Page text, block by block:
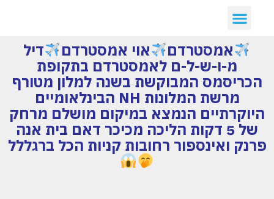
אמסטרדם אוי אמסטרדם
דיל
מ-ו-ש-ל-ם לאמסטרדם בתקופת
הכריסמס המבוקשת בשנה למלון מטורף
מרשת המלונות NH הבינלאומיים
היוקרתיים הנמצא במיקום מושלם מרחק
של 5 דקות הליכה מכיכר דאם בית אנה
פרנק ואינספור רחובות קניות הכל ברגללל